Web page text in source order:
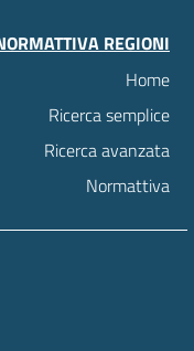
REGIONI
Home
Ricerca semplice
Ricerca avanzata
Normattiva